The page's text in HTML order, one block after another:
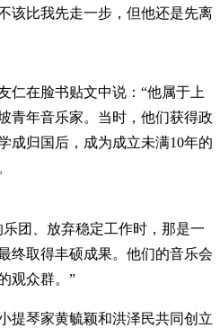
该比我先走一步，但他还是先离
仁在脸书贴文中说：“他属于上
青年音乐家。当时，他们获得政
成归国后，成为成立未满10年的
团、放弃稳定工作时，那是一
终取得丰硕成果。他们的音乐会
观众群。”
提琴家黄毓颖和洪泽民共同创立